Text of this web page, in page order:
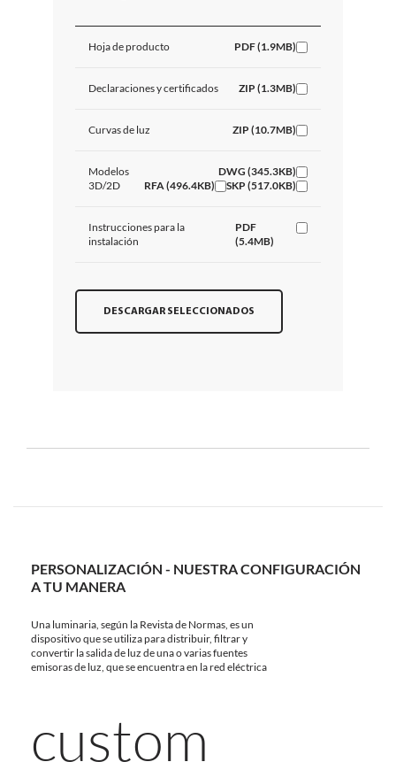
Hoja de producto PDF (1.9MB)
Declaraciones y certificados ZIP (1.3MB)
Curvas de luz ZIP (10.7MB)
Modelos
3D/2D
DWG (345.3KB)
RFA (496.4KB)
SKP (517.0KB)
Instrucciones para la
instalación
PDF
(5.4MB)
DESCARGAR SELECCIONADOS
PERSONALIZACIÓN - NUESTRA CONFIGURACIÓN
A TU MANERA
Una luminaria, según la Revista de Normas, es un
dispositivo que se utiliza para distribuir, filtrar y
convertir la salida de luz de una o varias fuentes
emisoras de luz, que se encuentra en la red eléctrica
custom